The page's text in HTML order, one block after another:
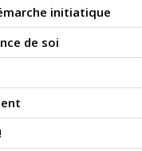
initiatique
de soi